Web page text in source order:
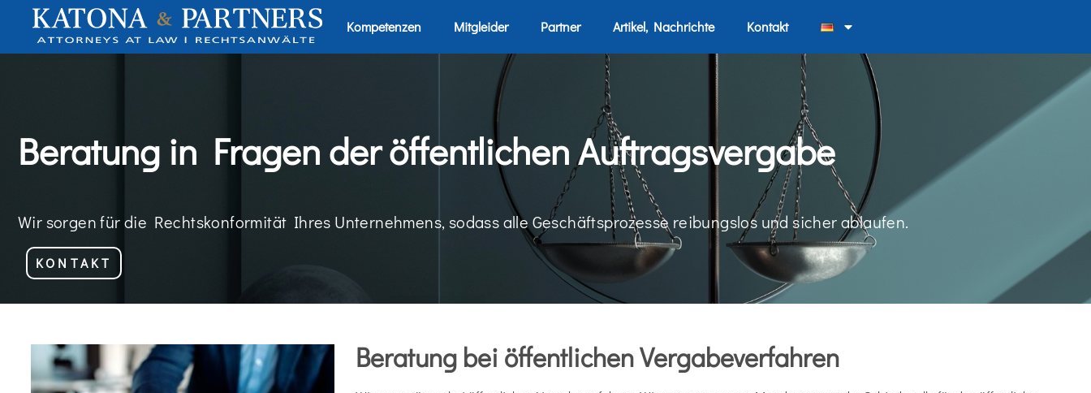
Kompetenzen Mitgleider Partner Artikel, Nachrichte Kontakt
Beratung in Fragen der öffentlichen Auftragsvergabe
Wir sorgen für die Rechtskonformität Ihres Unternehmens, sodass alle Geschäftsprozesse reibungslos und sicher ablaufen.
KONTAKT
Beratung bei öffentlichen Vergabeverfahren